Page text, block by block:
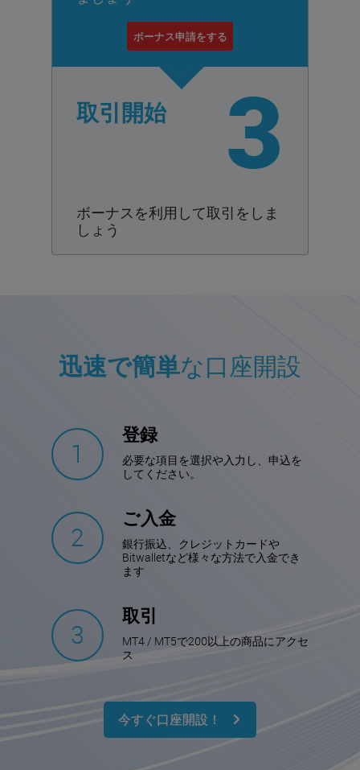
ボーナス申請をする
取引開始 3
ボーナスを利用して取引をしま
しょう
迅速で簡単な口座開設
登録
必要な項目を選択や入力し、申込を
してください。
ご入金
銀行振込、クレジットカードや
Bitwalletなど様々な方法で入金でき
ます
取引
MT4 / MT5で200以上の商品にアクセ
ス
今すぐ口座開設！